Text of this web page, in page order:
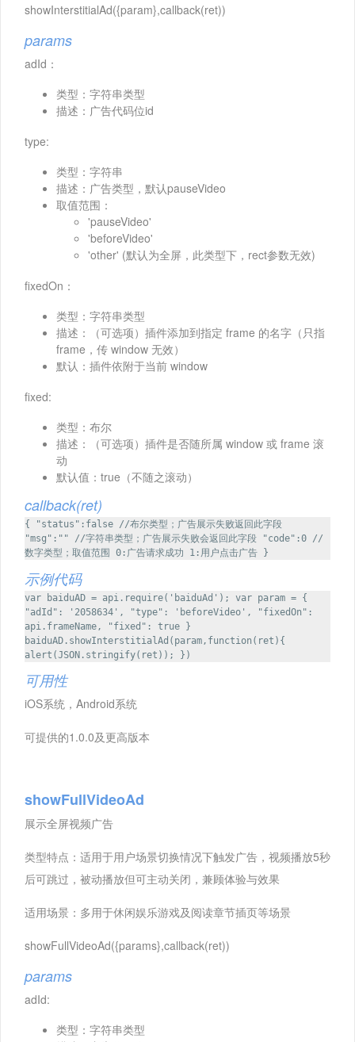
showInterstitialAd({param},callback(ret))
params
adId：
类型：字符串类型
描述：广告代码位id
type:
类型：字符串
描述：广告类型，默认pauseVideo
取值范围：
'pauseVideo'
'beforeVideo'
'other' (默认为全屏，此类型下，rect参数无效)
fixedOn：
类型：字符串类型
描述：（可选项）插件添加到指定 frame 的名字（只指
frame，传 window 无效）
默认：插件依附于当前 window
fixed:
类型：布尔
描述：（可选项）插件是否随所属 window 或 frame 滚
动
默认值：true（不随之滚动）
callback(ret)
{ "status":false //布尔类型；广告展示失败返回此字段
"msg":"" //字符串类型；广告展示失败会返回此字段 "code":0 //
数字类型；取值范围 0:广告请求成功 1:用户点击广告 }
示例代码
var baiduAD = api.require('baiduAd'); var param = {
"adId": '2058634', "type": 'beforeVideo', "fixedOn":
api.frameName, "fixed": true }
baiduAD.showInterstitialAd(param,function(ret){
alert(JSON.stringify(ret)); })
可用性
iOS系统，Android系统
可提供的1.0.0及更高版本
showFullVideoAd
展示全屏视频广告
类型特点：适用于用户场景切换情况下触发广告，视频播放5秒
后可跳过，被动播放但可主动关闭，兼顾体验与效果
适用场景：多用于休闲娱乐游戏及阅读章节插页等场景
showFullVideoAd({params},callback(ret))
params
adId:
类型：字符串类型